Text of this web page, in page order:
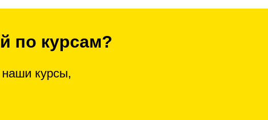
по курсам?
курсы,